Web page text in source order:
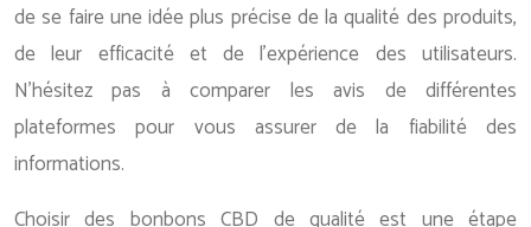
de se faire une idée plus précise de la qualité des produits,
de leur efficacité et de l’expérience des utilisateurs.
N’hésitez pas à comparer les avis de différentes
plateformes pour vous assurer de la fiabilité des
informations.
Choisir des bonbons CBD de qualité est une étape